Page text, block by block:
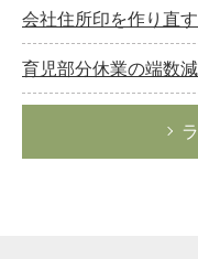
会社住所印を作り直
育児部分休業の端数